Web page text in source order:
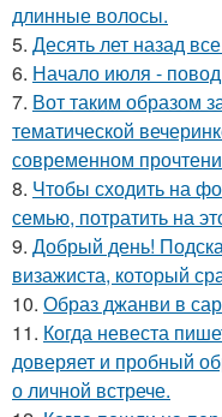
длинные волосы.
5. Десять лет назад
6. Начало июля -
7. Вот таким образом
тематической
современном
8. Чтобы сходить на
семью, потратить на
9. Добрый день!
визажиста, который
10. Образ джанви в
11. Когда невеста
доверяет и пробный
о личной встрече.